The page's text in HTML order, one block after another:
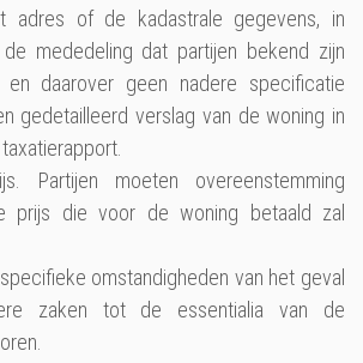
adres of de kadastrale gegevens, in
mededeling dat partijen bekend zijn
daarover geen nadere specificatie
gedetailleerd verslag van de woning in
Partijen moeten overeenstemming
prijs die voor de woning betaald zal
omstandigheden van het geval
zaken tot de essentialia van de